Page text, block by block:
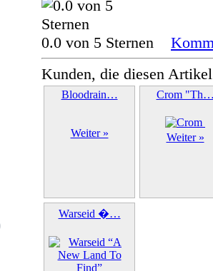
0.0 von 5 Sternen
Kunden, die diesen
Bloodrain…
Weiter »
Crom
Weiter »
Warseid �…